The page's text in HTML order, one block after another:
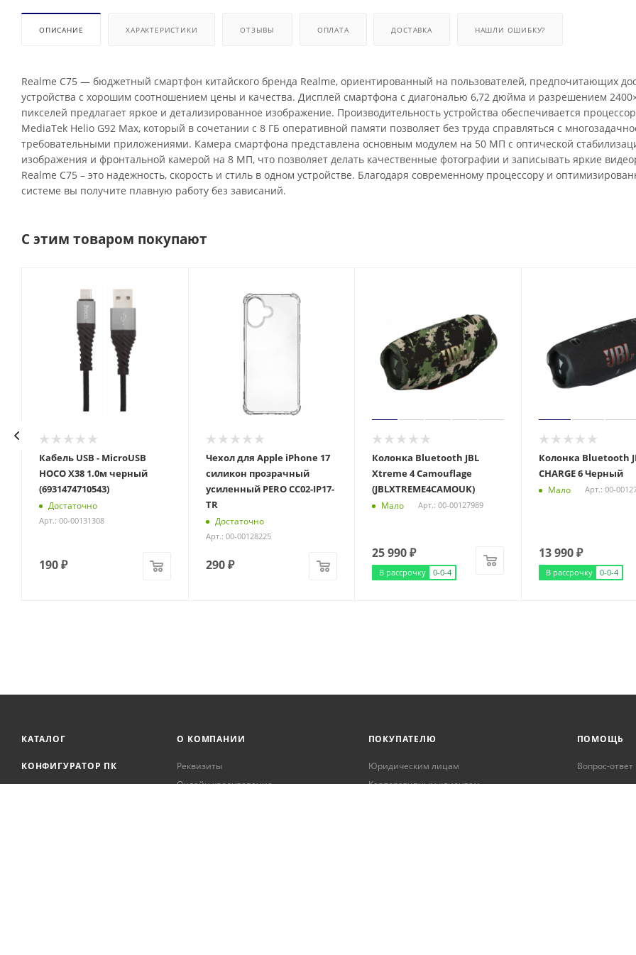
ОПИСАНИЕ ХАРАКТЕРИСТИКИ ОТЗЫВЫ ОПЛАТА ДОСТАВКА НАШЛИ ОШИБКУ?
Realme C75 — бюджетный смартфон китайского бренда Realme, ориентированный на пользователей, предпочитающих
устройства с хорошим соотношением цены и качества. Дисплей смартфона с диагональю 6,72 дюйма и разрешением
пикселей предлагает яркое и детализированное изображение. Производительность устройства обеспечивается
MediaTek Helio G92 Max, который в сочетании с 8 ГБ оперативной памяти позволяет без труда справляться с
требовательными приложениями. Камера смартфона представлена основным модулем на 50 МП с оптической
изображения и фронтальной камерой на 8 МП, что позволяет делать качественные фотографии и записывать яркие
Realme C75 – это надежность, скорость и стиль в одном устройстве. Благодаря современному процессору и
системе вы получите плавную работу без зависаний.
С этим товаром покупают
Кабель USB - MicroUSB
HOCO X38 1.0м черный
(6931474710543)
Достаточно
Арт.: 00-00131308
190₽
Чехол для Apple iPhone 17
силикон прозрачный
усиленный PERO CC02-IP17-
TR
Достаточно
Арт.: 00-00128225
290₽
Колонка Bluetooth JBL
Xtreme 4 Camouflage
(JBLXTREME4CAMOUK)
Мало Арт.: 00-00127989
25 990₽
В рассрочку 0-0-4
Колонка Bluetooth
CHARGE 6 Черный
Мало Арт.: 00-
13 990₽
В рассрочку 0-0-4
КАТАЛОГ
КОНФИГУРАТОР ПК
О КОМПАНИИ
Реквизиты
Онлайн кредитование
ПОКУПАТЕЛЮ
Юридическим лицам
Корпоративным клиентам
ПОМОЩЬ
Вопрос-ответ